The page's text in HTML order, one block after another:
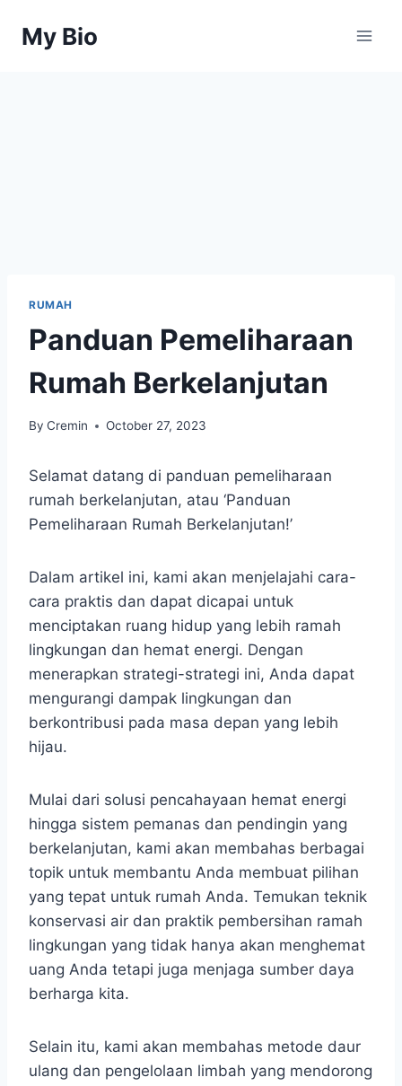
My Bio
RUMAH
Panduan Pemeliharaan
Rumah Berkelanjutan
By Cremin October 27, 2023
Selamat datang di panduan pemeliharaan
rumah berkelanjutan, atau ‘Panduan
Pemeliharaan Rumah Berkelanjutan!’
Dalam artikel ini, kami akan menjelajahi cara-
cara praktis dan dapat dicapai untuk
menciptakan ruang hidup yang lebih ramah
lingkungan dan hemat energi. Dengan
menerapkan strategi-strategi ini, Anda dapat
mengurangi dampak lingkungan dan
berkontribusi pada masa depan yang lebih
hijau.
Mulai dari solusi pencahayaan hemat energi
hingga sistem pemanas dan pendingin yang
berkelanjutan, kami akan membahas berbagai
topik untuk membantu Anda membuat pilihan
yang tepat untuk rumah Anda. Temukan teknik
konservasi air dan praktik pembersihan ramah
lingkungan yang tidak hanya akan menghemat
uang Anda tetapi juga menjaga sumber daya
berharga kita.
Selain itu, kami akan membahas metode daur
ulang dan pengelolaan limbah yang mendorong